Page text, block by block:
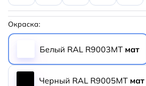
Окраска:
Белый RAL R9003MT мат
Черный RAL R9005MT мат